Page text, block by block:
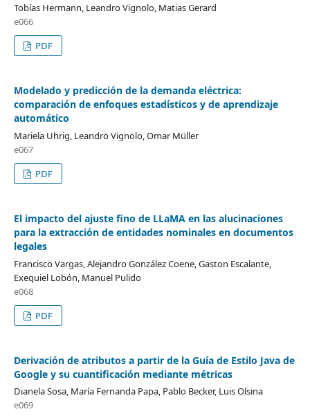
Tobías Hermann, Leandro Vignolo, Matias Gerard
e066
PDF
Modelado y predicción de la demanda eléctrica:
comparación de enfoques estadísticos y de aprendizaje
automático
Mariela Uhrig, Leandro Vignolo, Omar Müller
e067
PDF
El impacto del ajuste fino de LLaMA en las alucinaciones
para la extracción de entidades nominales en documentos
legales
Francisco Vargas, Alejandro González Coene, Gaston Escalante,
Exequiel Lobón, Manuel Pulido
e068
PDF
Derivación de atributos a partir de la Guía de Estilo Java de
Google y su cuantificación mediante métricas
Dianela Sosa, María Fernanda Papa, Pablo Becker, Luis Olsina
e069